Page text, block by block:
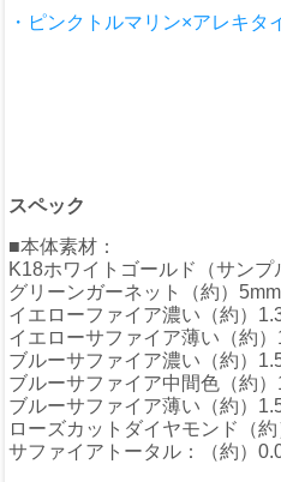
・ピンクトルマリン×アレキタ
スペック
■本体素材：
K18ホワイトゴールド（サンプ
グリーンガーネット（約）
イエローファイア濃い（約）
イエローサファイア薄い（約
ブルーサファイア濃い（約）
ブルーサファイア中間色（約
ブルーサファイア薄い（約）
ローズカットダイヤモンド（
サファイアトータル：（約）